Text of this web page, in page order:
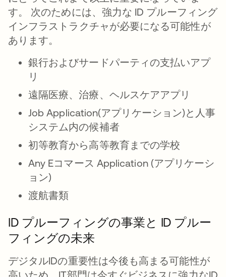
す。 次のためには、強力な ID プルーフィング
インフラストラクチャが必要になる可能性が
あります。
銀行およびサードパーティの支払いアプ
リ
遠隔医療、治療、ヘルスケアアプリ
Job Application(アプリケーション)と人事
システム内の候補者
初等教育から高等教育までの学校
Any Eコマース Application (アプリケーシ
ョン)
渡航書類
ID プルーフィングの事業と ID プルー
フィングの未来
デジタルIDの重要性は今後も高まる可能性が